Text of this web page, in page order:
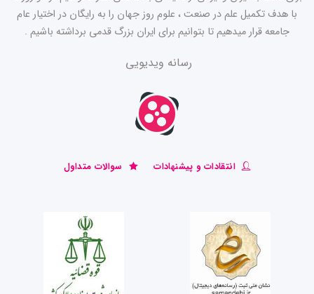
با هدف تکمیل علم در صنعت ، علوم روز جهان را به رایگان در اختیار عام
جامعه قرار میدهیم تا بتوانیم برای ایران بزرگ قدمی برداشته باشیم .
رسانه ویدیویی
انتقادات و پیشنهادات سوالات متداول